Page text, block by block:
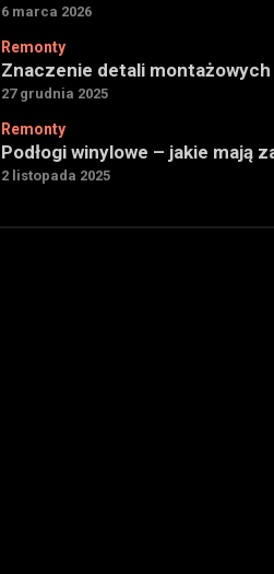
6 marca 2026
Remonty
27 grudnia 2025
Remonty
2 listopada 2025